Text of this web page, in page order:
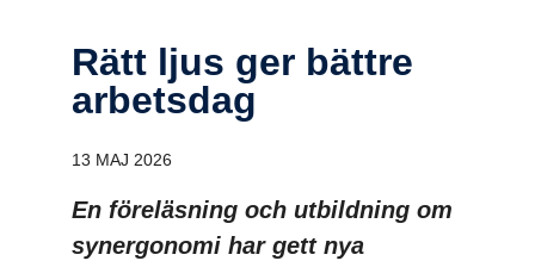
Rätt ljus ger bättre
arbetsdag
13 MAJ 2026
En föreläsning och utbildning om
synergonomi har gett nya